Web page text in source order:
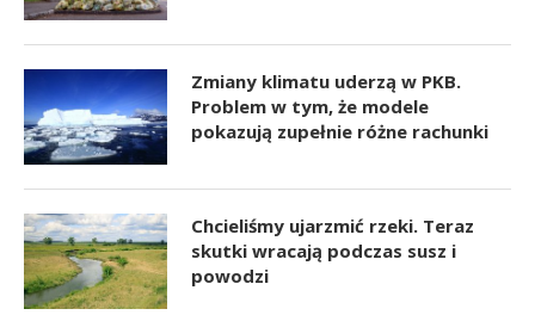
Zmiany klimatu uderzą w PKB.
Problem w tym, że modele
pokazują zupełnie różne rachunki
Chcieliśmy ujarzmić rzeki. Teraz
skutki wracają podczas susz i
powodzi